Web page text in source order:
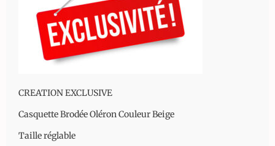
CREATION EXCLUSIVE
Casquette Brodée Oléron Couleur Beige
Taille réglable